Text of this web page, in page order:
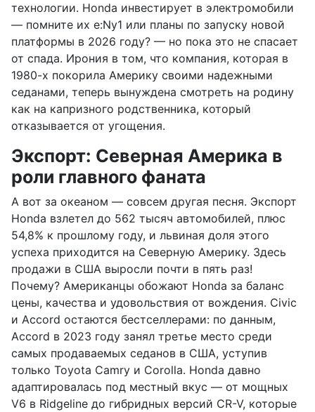
технологии. Honda инвестирует в электромобили
— помните их e:Ny1 или планы по запуску новой
платформы в 2026 году? — но пока это не спасает
от спада. Ирония в том, что компания, которая в
1980-х покорила Америку своими надежными
седанами, теперь вынуждена смотреть на родину
как на капризного родственника, который
отказывается от угощения.
Экспорт: Северная Америка в
роли главного фаната
А вот за океаном — совсем другая песня. Экспорт
Honda взлетел до 562 тысяч автомобилей, плюс
54,8% к прошлому году, и львиная доля этого
успеха приходится на Северную Америку. Здесь
продажи в США выросли почти в пять раз!
Почему? Американцы обожают Honda за баланс
цены, качества и удовольствия от вождения. Civic
и Accord остаются бестселлерами: по данным,
Accord в 2023 году занял третье место среди
самых продаваемых седанов в США, уступив
только Toyota Camry и Corolla. Honda давно
адаптировалась под местный вкус — от мощных
V6 в Ridgeline до гибридных версий CR-V, которые